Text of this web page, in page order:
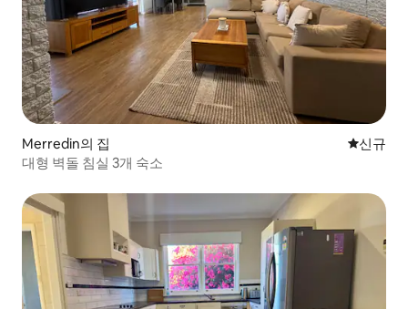
Merredin의 집 신규 숙소
신규
대형 벽돌 침실 3개 숙소